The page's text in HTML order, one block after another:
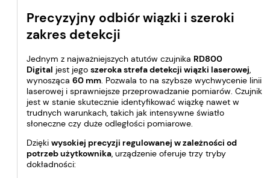
Precyzyjny odbiór wiązki i szeroki
zakres detekcji
Jednym z najważniejszych atutów czujnika RD800
Digital jest jego szeroka strefa detekcji wiązki laserowej,
wynosząca 60 mm. Pozwala to na szybsze wychwycenie linii
laserowej i sprawniejsze przeprowadzanie pomiarów. Czujnik
jest w stanie skutecznie identyfikować wiązkę nawet w
trudnych warunkach, takich jak intensywne światło
słoneczne czy duże odległości pomiarowe.
Dzięki wysokiej precyzji regulowanej w zależności od
potrzeb użytkownika, urządzenie oferuje trzy tryby
dokładności: